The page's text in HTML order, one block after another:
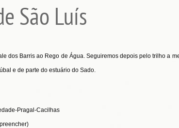
São Luís
dos Barris ao Rego de Água. Seguiremos depois pelo trilho a
e de parte do estuário do Sado.
Pragal-Cacilhas